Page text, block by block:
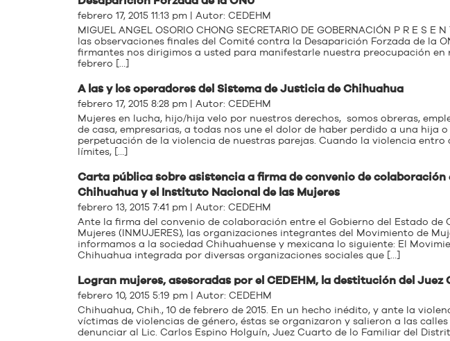
febrero 17, 2015 11:13 pm | Autor: CEDEHM
MIGUEL ANGEL OSORIO CHONG SECRETARIO DE GOBERNACIÓN P R E S
las observaciones finales del Comité contra la Desaparición Forzada de la
firmantes nos dirigimos a usted para manifestarle nuestra preocupación en
febrero […]
A las y los operadores del Sistema de Justicia de Chihuahua
febrero 17, 2015 8:28 pm | Autor: CEDEHM
Mujeres en lucha, hijo/hija velo por nuestros derechos, somos obreras,
de casa, empresarias, a todas nos une el dolor de haber perdido a una hija
perpetuación de la violencia de nuestras parejas. Cuando la violencia entro
límites, […]
Carta pública sobre asistencia a firma de convenio de colaboración
Chihuahua y el Instituto Nacional de las Mujeres
febrero 13, 2015 7:41 pm | Autor: CEDEHM
Ante la firma del convenio de colaboración entre el Gobierno del Estado
Mujeres (INMUJERES), las organizaciones integrantes del Movimiento de
informamos a la sociedad Chihuahuense y mexicana lo siguiente: El
Chihuahua integrada por diversas organizaciones sociales que […]
Logran mujeres, asesoradas por el CEDEHM, la destitución del
febrero 10, 2015 5:19 pm | Autor: CEDEHM
Chihuahua, Chih., 10 de febrero de 2015. En un hecho inédito, y ante la
víctimas de violencias de género, éstas se organizaron y salieron a las
denunciar al Lic. Carlos Espino Holguín, Juez Cuarto de lo Familiar del